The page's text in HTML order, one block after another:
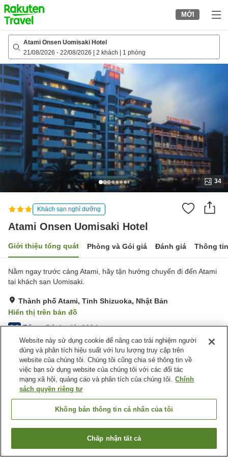
to
top
page
MỚI
Atami Onsen Uomisaki Hotel
21/08/2026 - 22/08/2026 2 khách 1 phòng
34
Khách sạn nghỉ dưỡng
Atami Onsen Uomisaki Hotel
Giới thiệu tổng quát Phòng và Gói giá Đánh giá Thông
Nằm ngay trước cảng Atami, hãy tận hưởng chuyến đi đến Atami
tại khách sạn Uomisaki.
Thành phố Atami, Tỉnh Shizuoka, Nhật Bản
Hiển thị trên bản đồ
3.6 Tốt Đánh giá:628lượt
Tiện nghi chỗ nghỉ
Bãi đỗ xe
Lounge
Nhà Tắm Lộ Thiên (Có
Nước Nóng)
Nhà Tắm Công Cộng
Trang chủ Nhật Bản Tỉnh Shizuoka
Thành phố Atami
Atami Onsen Uomisaki Hotel
Tìm phòng trống
Website này sử dụng cookie để nâng cao trải nghiệm người
dùng và phân tích hiệu suất với lưu lượng truy cập trên
website của chúng tôi. Chúng tôi cũng chia sẻ thông tin về
việc bạn sử dụng website của chúng tôi với các đối tác
mạng xã hội, quảng cáo và phân tích của chúng tôi. Chính
sách quyền riêng tư
Không bán thông tin cá nhân của tôi
Chấp nhận tất cả